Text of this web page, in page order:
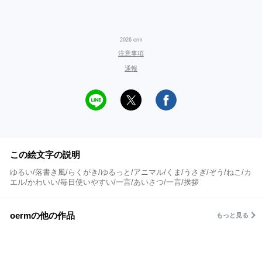
2026 erm
注意事項
通報
この絵文字の説明
ゆるい/落書き風/らくがき/ゆるっと/アニマル/くま/うさぎ/ぞう/ねこ/カ
エル/かわいい/毎日使いやすい/一言/あいさつ/一言/挨拶
oermの他の作品 もっと見る